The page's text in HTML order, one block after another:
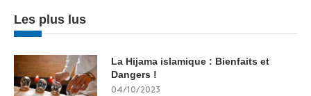
Les plus lus
La Hijama islamique : Bienfaits et
Dangers !
04/10/2023